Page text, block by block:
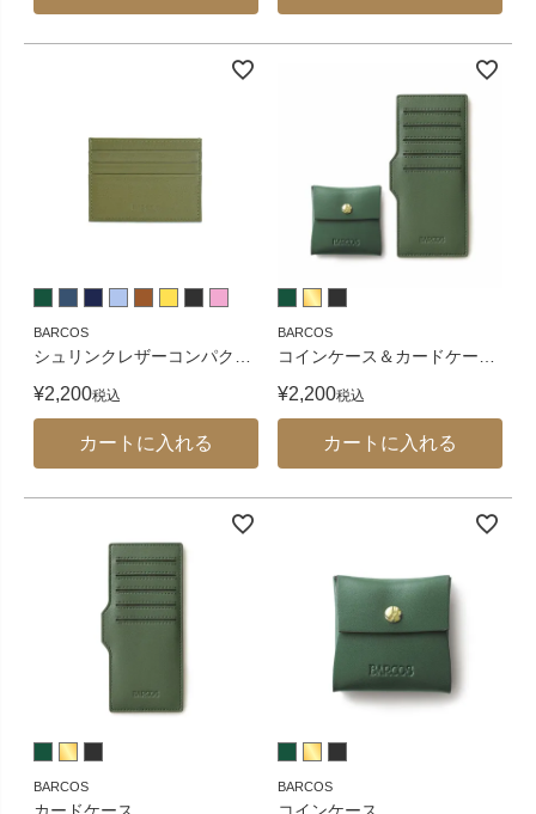
BARCOS
シュリンクレザーコンパク
¥2,200税込
カートに入れる
BARCOS
コインケース＆カードケー
¥2,200税込
カートに入れる
BARCOS BARCOS